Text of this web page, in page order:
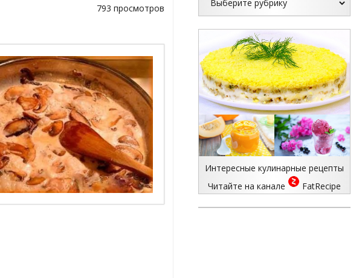
793 просмотров
Интересные кулинарные рецепты
Читайте на канале
FatRecipe